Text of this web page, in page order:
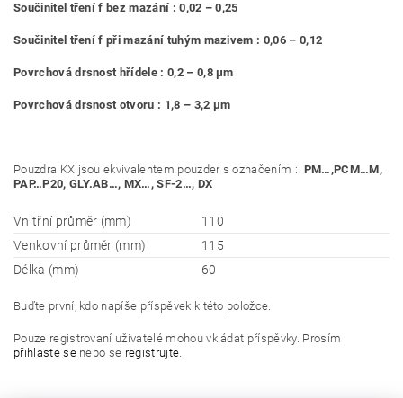
Součinitel tření f bez mazání : 0,02 – 0,25
Součinitel tření f při mazání tuhým mazivem : 0,06 – 0,12
Povrchová drsnost hřídele : 0,2 – 0,8 μm
Povrchová drsnost otvoru : 1,8 – 3,2 μm
Pouzdra KX jsou ekvivalentem pouzder s označením : PM…,PCM…M,
PAP…P20, GLY.AB…, MX…, SF-2…, DX
Vnitřní průměr (mm)
110
Venkovní průměr (mm)
115
Délka (mm)
60
Buďte první, kdo napíše příspěvek k této položce.
Pouze registrovaní uživatelé mohou vkládat příspěvky. Prosím
přihlaste senebo se registrujte.